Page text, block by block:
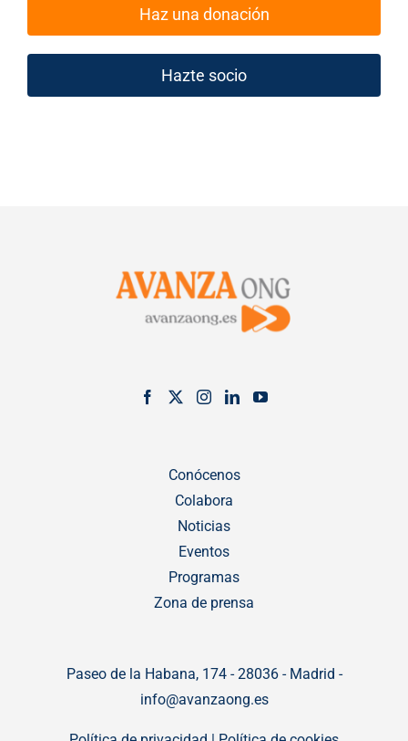
Haz una donación
Hazte socio
Conócenos
Colabora
Noticias
Eventos
Programas
Zona de prensa
Paseo de la Habana, 174 - 28036 - Madrid -
info@avanzaong.es